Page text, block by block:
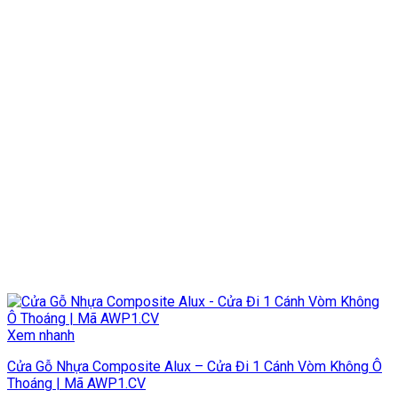
Xem nhanh
Cửa Gỗ Nhựa Composite Alux – Cửa Đi 1 Cánh Vòm Không Ô
Thoáng | Mã AWP1.CV